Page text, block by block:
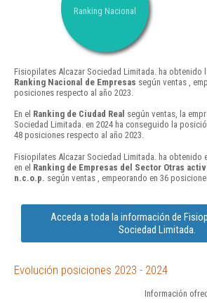
Ranking Nacional
Fisiopilates Alcazar Sociedad Limitada. ha obtenido
Ranking Nacional de Empresas según ventas ,
posiciones respecto al año 2023.
En el Ranking de Ciudad Real según ventas, la
Sociedad Limitada. en 2024 ha conseguido la
48 posiciones respecto al año 2023.
Fisiopilates Alcazar Sociedad Limitada. ha obtenido
en el Ranking de Empresas del Sector Otras
n.c.o.p. según ventas , empeorando en 36
Acceda a toda la información de
Sociedad Limitada.
Evolución posiciones 2023 - 2024
Información